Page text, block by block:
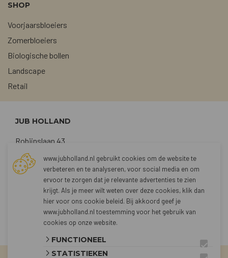
SHOP
Voorjaarsbloeiers
Zomerbloeiers
Biologische bollen
Landscape
Retail
JUB HOLLAND
Robijnslaan 43
2211 TG Noordwijkerhout
+31 (0)252 373762
sales@jubholland.nl
CONTACT
www.jubholland.nl gebruikt cookies om de website te
verbeteren en te analyseren, voor social media en om
ervoor te zorgen dat je relevante advertenties te zien
krijgt. Als je meer wilt weten over deze cookies, klik dan
hier voor ons cookie beleid. Bij akkoord geef je
www.jubholland.nl toestemming voor het gebruik van
cookies op onze website.
FUNCTIONEEL
STATISTIEKEN